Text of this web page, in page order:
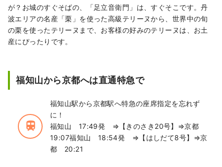
が？お城のすぐそばの、「足立音衛門」は、すぐそこです。丹
波エリアの名産「栗」を使った高級テリーヌから、世界中の旬
の栗を使ったテリーヌまで、お客様の好みのテリーヌは、お土
産にぴったりです。
福知山から京都へは直通特急で
train
福知山駅から京都駅へ特急の座席指定を忘れず
に！
福知山 17:49発 ⇒【きのさき20号】⇒京都
19:07福知山 18:54発 ⇒【はしだて8号】⇒京
都 20:21